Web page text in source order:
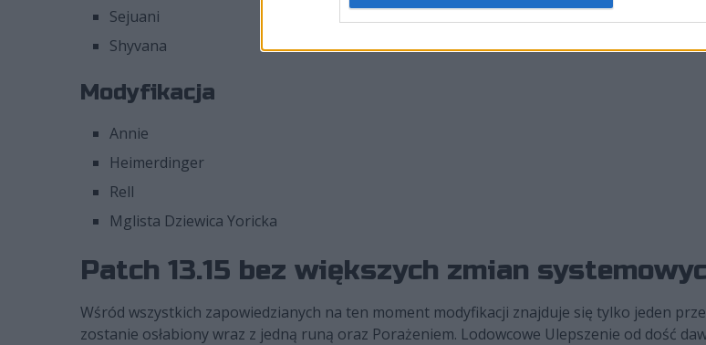
Sejuani
Shyvana
Modyfikacja
Annie
Heimerdinger
Rell
Mglista Dziewica Yoricka
Patch 13.15 bez większych zmian
Wśród wszystkich zapowiedzianych na ten moment modyfikacji znajduje się tylko jeden
zostanie osłabiony wraz z jedną runą oraz Porażeniem. Lodowcowe Ulepszenie od dość